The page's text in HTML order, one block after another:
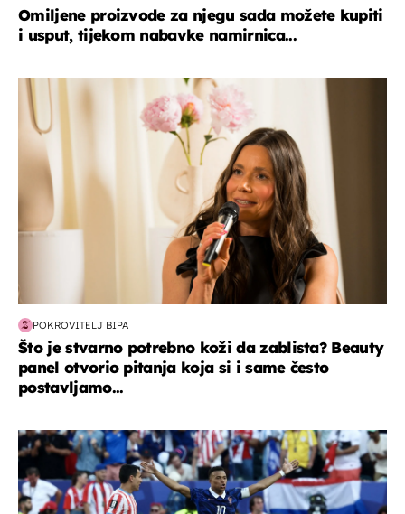
Omiljene proizvode za njegu sada možete kupiti
i usput, tijekom nabavke namirnica...
moda & ljepota
POKROVITELJ BIPA
Što je stvarno potrebno koži da zablista? Beauty
panel otvorio pitanja koja si i same često
postavljamo...
svjetsko prvenstvo 2026